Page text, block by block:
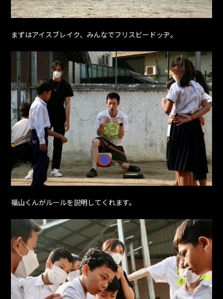
まずはアイスブレイク、みんなでフリスビードッヂ。
福山くんがルールを説明してくれます。